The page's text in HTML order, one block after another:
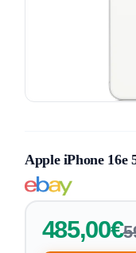
Apple iPhone 16e
485,00€